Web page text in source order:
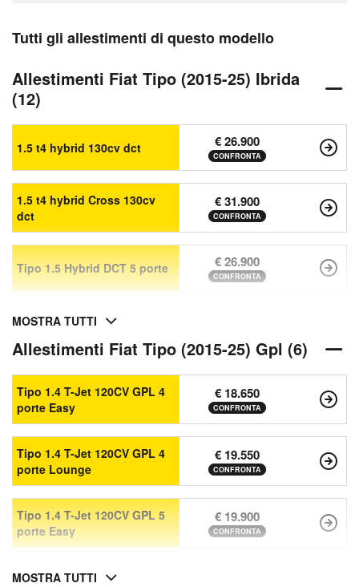
Tutti gli allestimenti di questo modello
Allestimenti Fiat Tipo (2015-25) Ibrida
(12)
1.5 t4 hybrid 130cv dct € 26.900
CONFRONTA
1.5 t4 hybrid Cross 130cv
dct
€ 31.900
CONFRONTA
Tipo 1.5 Hybrid DCT 5 porte € 26.900
CONFRONTA
MOSTRA TUTTI
Allestimenti Fiat Tipo (2015-25) Gpl (6)
Tipo 1.4 T-Jet 120CV GPL 4
porte Easy
€ 18.650
CONFRONTA
Tipo 1.4 T-Jet 120CV GPL 4
porte Lounge
€ 19.550
CONFRONTA
Tipo 1.4 T-Jet 120CV GPL 5
porte Easy
€ 19.900
CONFRONTA
MOSTRA TUTTI